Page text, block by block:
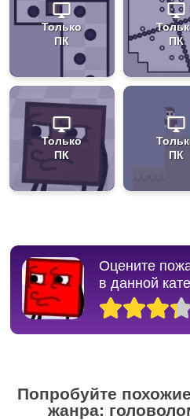
Только
ПК
ПК
Только
ПК
ПК
Оцените
в данной
Попробуйте
жанра: